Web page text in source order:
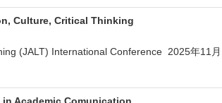
Culture, Critical Thinking
(JALT) International Conference 2025年11月